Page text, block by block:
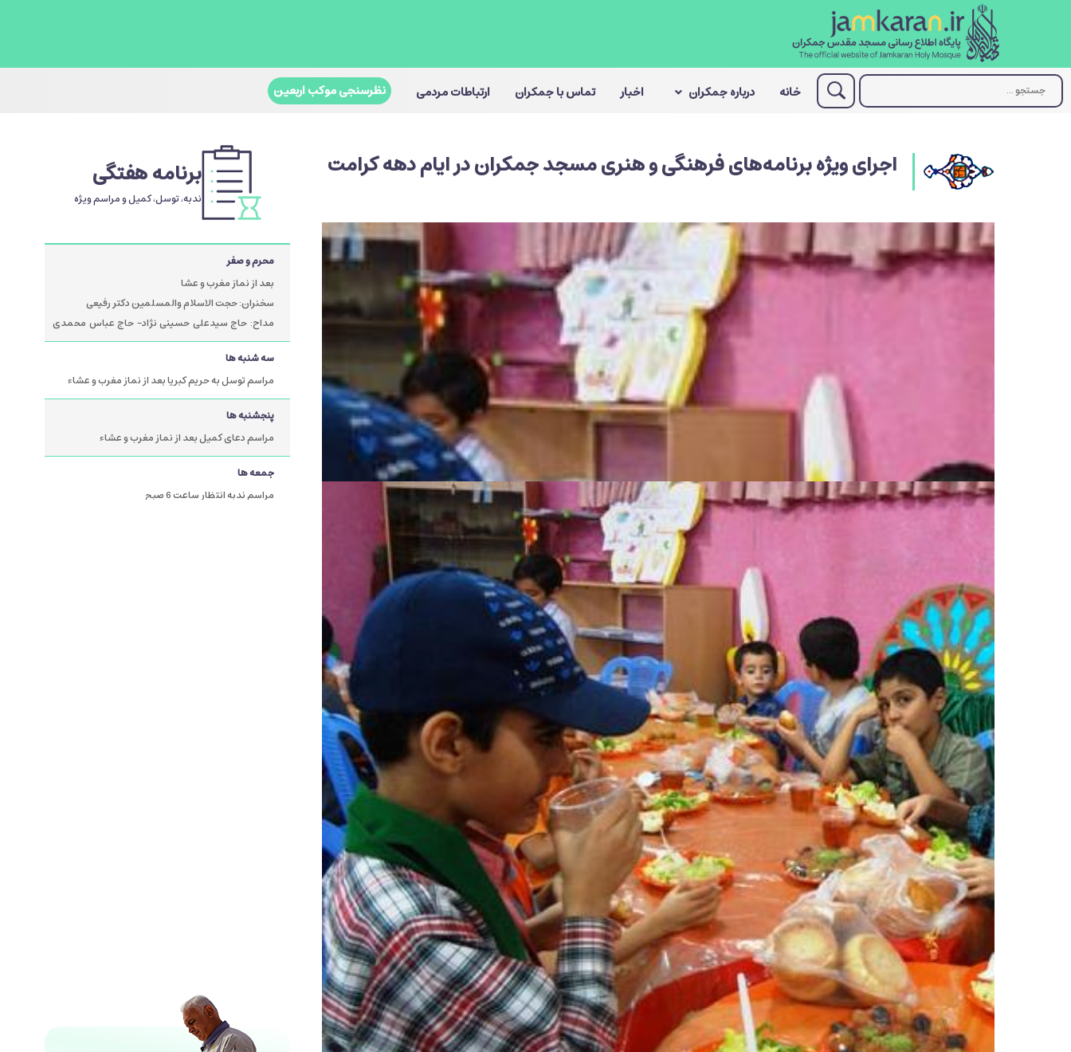
خانه درباره جمکران اخبار تماس با جمکران ارتباطات مردمی نظرسنجی موکب اربعین
اجرای ویژه برنامه‌های فرهنگی و هنری مسجد جمکران در ایام دهه کرامت برنامه هفتگی
ندبه، توسل، کمیل و مراسم ویژه
محرم و صفر
بعد از نماز مغرب و عشا
سخنران: حجت الاسلام والمسلمین دکتر رفیعی
مداح: حاج سیدعلی حسینی نژاد- حاج عباس محمدی
پور
سه شنبه ها
مراسم توسل به حریم کبریا بعد از نماز مغرب و عشاء
پنجشنبه ها
مراسم دعای کمیل بعد از نماز مغرب و عشاء
جمعه ها
مراسم ندبه انتظار ساعت 6 صبح